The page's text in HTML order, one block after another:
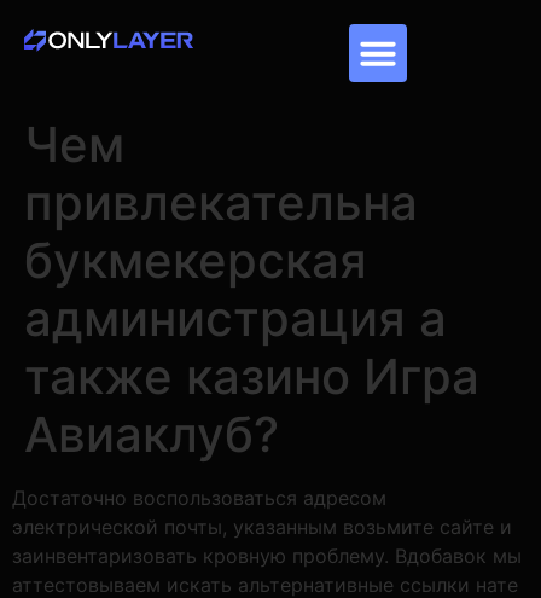
Чем
привлекательна
букмекерская
администрация а
также казино Игра
Авиаклуб?
Достаточно воспользоваться адресом
электрической почты, указанным возьмите сайте и
заинвентаризовать кровную проблему. Вдобавок мы
аттестовываем искать альтернативные ссылки нате